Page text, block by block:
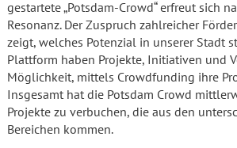
gestartete „Potsdam-Crowd“ erfreut sich
Resonanz. Der Zuspruch zahlreicher
zeigt, welches Potenzial in unserer Stadt
Plattform haben Projekte, Initiativen und
Möglichkeit, mittels Crowdfunding ihre
Insgesamt hat die Potsdam Crowd
Projekte zu verbuchen, die aus den
Bereichen kommen.